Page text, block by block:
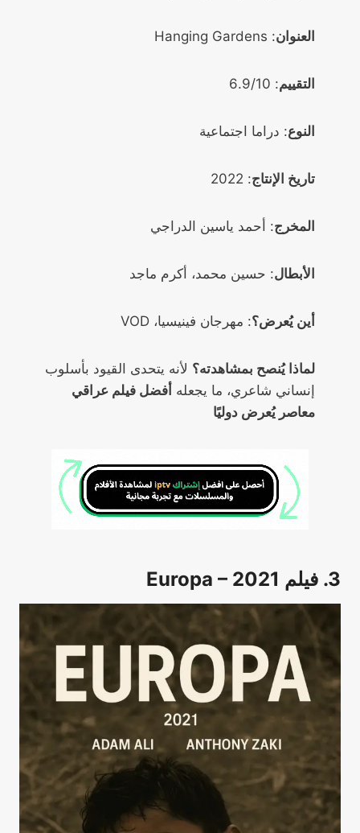
العنوان: Hanging Gardens
التقييم: 6.9/10
النوع: دراما اجتماعية
تاريخ الإنتاج: 2022
المخرج: أحمد ياسين الدراجي
الأبطال: حسين محمد، أكرم ماجد
أين يُعرض؟: مهرجان فينيسيا، VOD
لماذا يُنصح بمشاهدته؟ لأنه يتحدى القيود بأسلوب
إنساني شاعري، ما يجعله أفضل فيلم عراقي
معاصر يُعرض دوليًا
3. فيلم Europa – 2021